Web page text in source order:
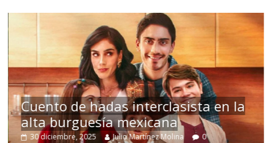
Cuento de hadas interclasista en la
alta burguesía mexicana
30 diciembre, 2025 Julio Martínez Molina 0